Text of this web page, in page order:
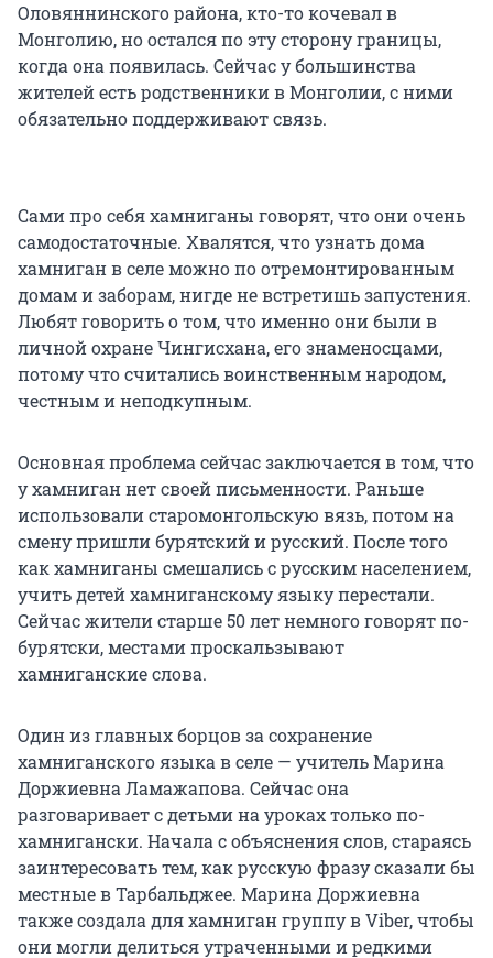
Оловяннинского района, кто-то кочевал в
Монголию, но остался по эту сторону границы,
когда она появилась. Сейчас у большинства
жителей есть родственники в Монголии, с ними
обязательно поддерживают связь.
Сами про себя хамниганы говорят, что они очень
самодостаточные. Хвалятся, что узнать дома
хамниган в селе можно по отремонтированным
домам и заборам, нигде не встретишь запустения.
Любят говорить о том, что именно они были в
личной охране Чингисхана, его знаменосцами,
потому что считались воинственным народом,
честным и неподкупным.
Основная проблема сейчас заключается в том, что
у хамниган нет своей письменности. Раньше
использовали старомонгольскую вязь, потом на
смену пришли бурятский и русский. После того
как хамниганы смешались с русским населением,
учить детей хамниганскому языку перестали.
Сейчас жители старше 50 лет немного говорят по-
бурятски, местами проскальзывают
хамниганские слова.
Один из главных борцов за сохранение
хамниганского языка в селе — учитель Марина
Доржиевна Ламажапова. Сейчас она
разговаривает с детьми на уроках только по-
хамнигански. Начала с объяснения слов, стараясь
заинтересовать тем, как русскую фразу сказали бы
местные в Тарбальджее. Марина Доржиевна
также создала для хамниган группу в Viber, чтобы
они могли делиться утраченными и редкими